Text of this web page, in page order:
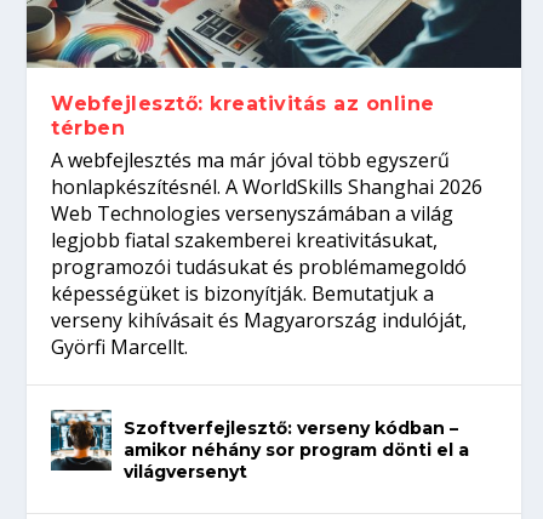
Kitalálod, mire használják ezeket a
gépeket?
Nem sikerült az egyetemi felvételi?
Tanulj szakmát!
Szoftverfejlesztő: verseny kódban –
amikor néhány sor program dönti el a
világversenyt...
Digitális detox – hogyan kapcsolódj ki
telefon nélkül?
Webfejlesztő: kreativitás az online
térben
A webfejlesztés ma már jóval több egyszerű
honlapkészítésnél. A WorldSkills Shanghai 2026
Web Technologies versenyszámában a világ
legjobb fiatal szakemberei kreativitásukat,
programozói tudásukat és problémamegoldó
képességüket is bizonyítják. Bemutatjuk a
verseny kihívásait és Magyarország indulóját,
Györfi Marcellt.
Szoftverfejlesztő: verseny kódban –
amikor néhány sor program dönti el a
világversenyt